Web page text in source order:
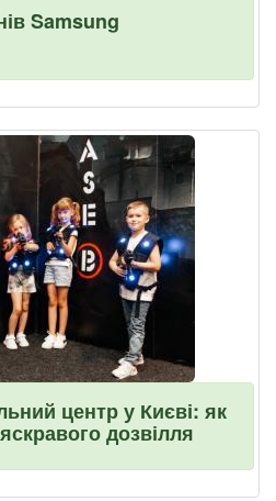
Samsung
центр у Києві: як
дозвілля